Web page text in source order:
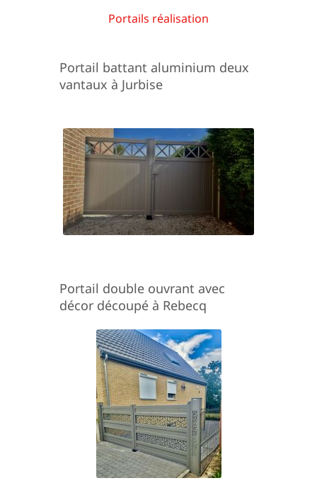
Portails réalisation
Portail battant aluminium deux
vantaux à Jurbise
Portail double ouvrant avec
décor découpé à Rebecq